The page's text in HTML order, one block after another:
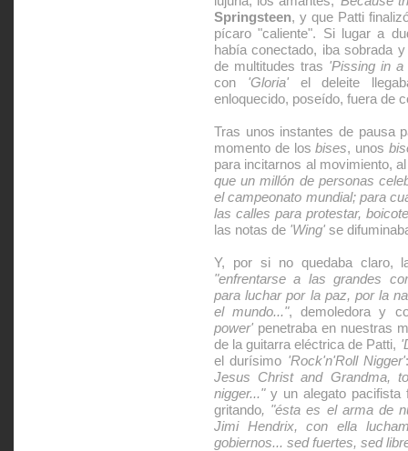
Springsteen, y que Patti
pícaro "caliente". Si lugar a
había conectado, iba sobrada
de multitudes tras 'Pissing in a
con 'Gloria'el deleite
enloquecido, poseído, fuera de
Tras unos instantes de pausa
momento de losbises, unos
para incitarnos al movimiento,
que un millón de personas
el campeonato mundial; para
las calles para protestar,
las notas de 'Wing' se
Y, por si no quedaba claro,
"enfrentarse a las grandes
para luchar por la paz, por la
el mundo...", demoledora y
power' penetraba en nuestras
de la guitarra eléctrica de Patti,
el durísimo 'Rock'n'Roll Nigger'
Jesus Christ and Grandma,
nigger..."y un alegato pacifista
gritando, "ésta es el arma de
Jimi Hendrix, con ella
gobiernos... sed fuertes, sed